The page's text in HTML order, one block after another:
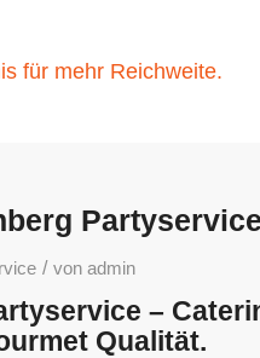
/ von admin
–
Qualität.